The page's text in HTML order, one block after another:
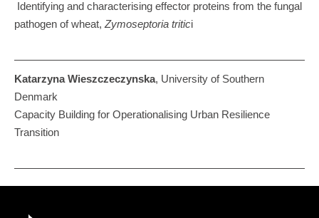
Identifying and characterising effector proteins from the fungal
pathogen of wheat, Zymoseptoria tritici
Katarzyna Wieszczeczynska, University of Southern
Denmark
Capacity Building for Operationalising Urban Resilience
Transition